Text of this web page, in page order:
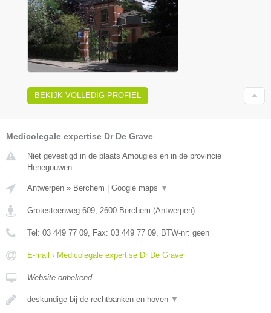
BEKIJK VOLLEDIG PROFIEL
Medicolegale expertise Dr De Grave
Niet gevestigd in de plaats Amougies en in de provincie
Henegouwen.
Antwerpen » Berchem Google maps ▼
Grotesteenweg 609, 2600 Berchem (Antwerpen)
Tel: 03 449 77 09, Fax: 03 449 77 09, BTW-nr: geen
E-mail › Medicolegale expertise Dr De Grave
Website onbekend
deskundige bij de rechtbanken en hoven ▼